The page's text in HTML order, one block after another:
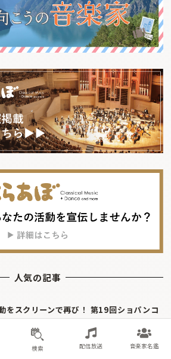
人気の記事
をスクリーンで再び！ 第19回ショパンコ
検索 配信放送 音楽家名鑑